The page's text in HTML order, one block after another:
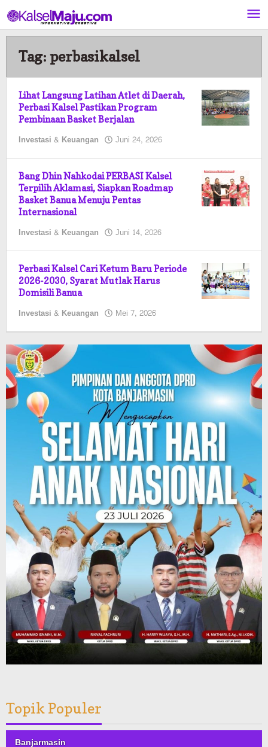
ke
konten
Tag: perbasikalsel
Lihat Langsung Latihan Atlet di Daerah,
Perbasi Kalsel Pastikan Program
Pembinaan Basket Berjalan
Investasi & Keuangan Juni 24, 2026
Pimred
Bang Dhin Nahkodai PERBASI Kalsel
Terpilih Aklamasi, Siapkan Roadmap
Basket Banua Menuju Pentas
Internasional
Investasi & Keuangan Juni 14, 2026
Pimred
Perbasi Kalsel Cari Ketum Baru Periode
2026-2030, Syarat Mutlak Harus
Domisili Banua
Investasi & Keuangan Mei 7, 2026
Pimred
Topik Populer
Banjarmasin